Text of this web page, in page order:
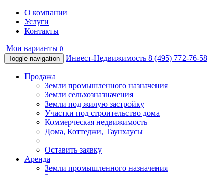
О компании
Услуги
Контакты
Мои варианты 0
Toggle navigation
Инвест-Недвижимость 8 (495) 772-76-58
Продажа
Земли промышленного назначения
Земли сельхозназначения
Земли под жилую застройку
Участки под строительство дома
Коммерческая недвижимость
Дома, Коттеджи, Таунхаусы
Оставить заявку
Аренда
Земли промышленного назначения